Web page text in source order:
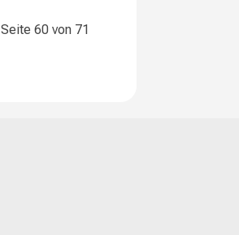
Seite 60 von 71